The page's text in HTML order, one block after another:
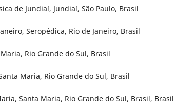
de Jundiaí, Jundiaí, São Paulo, Brasil
Seropédica, Rio de Janeiro, Brasil
Rio Grande do Sul, Brasil
Maria, Rio Grande do Sul, Brasil
Santa Maria, Rio Grande do Sul, Brasil, Brasil